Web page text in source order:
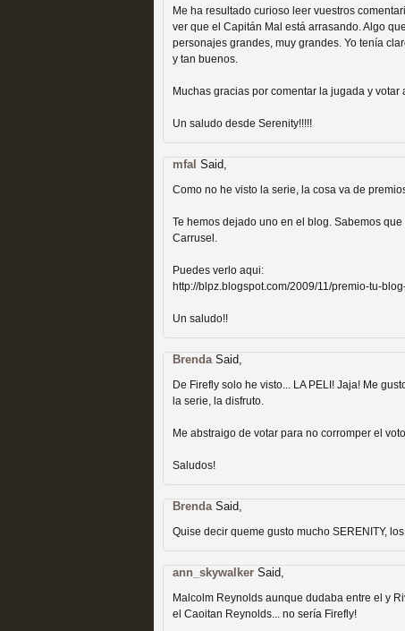
Recomendación de la semana
Las temporadas de
Recomendación de la semana
Galería con los Mejores
Televisión
Recomendación de la semana
Las productoras de las
televisión
Me ha resultado curioso leer vuestros
ver que el Capitán Mal está arrasando. Algo
personajes grandes, muy grandes. Yo tenía
y tan buenos.
Muchas gracias por comentar la jugada y votar
Un saludo desde Serenity!!!!!
mfal Said,
Como no he visto la serie, la cosa va de
Te hemos dejado uno en el blog. Sabemos
Carrusel.
Puedes verlo aqui:
http://blpz.blogspot.com/2009/11/premio-tu-
Un saludo!!
Brenda Said,
De Firefly solo he visto... LA PELI! Jaja! Me
la serie, la disfruto.
Me abstraigo de votar para no corromper el
Saludos!
Brenda Said,
Quise decir queme gusto mucho SERENITY,
ann_skywalker Said,
Malcolm Reynolds aunque dudaba entre el y
el Caoitan Reynolds... no sería Firefly!